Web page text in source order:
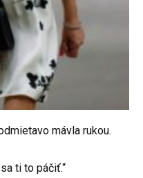
mávla rukou.
ti to páčiť.“